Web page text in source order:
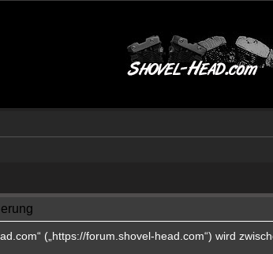
(„https://forum.shovel-head.com“) wird